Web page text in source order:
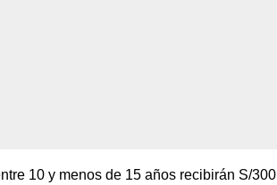
10 y menos de 15 años recibirán S/